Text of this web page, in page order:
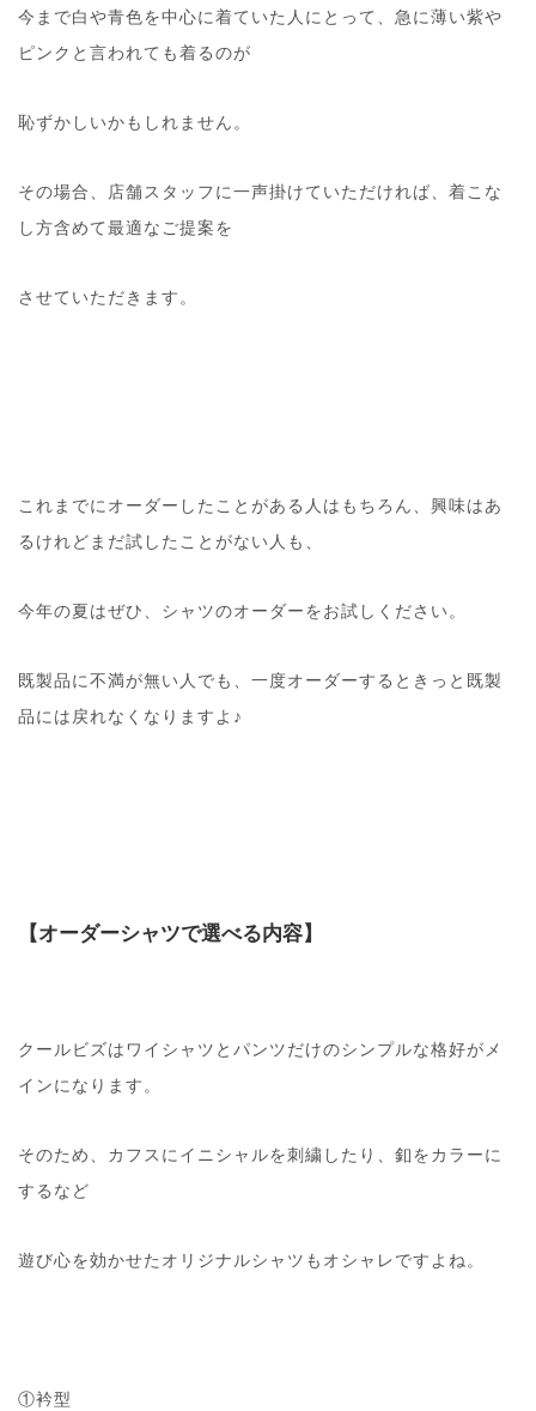
今まで白や青色を中心に着ていた人にとって、急に薄い紫や
ピンクと言われても着るのが
恥ずかしいかもしれません。
その場合、店舗スタッフに一声掛けていただければ、着こな
し方含めて最適なご提案を
させていただきます。
これまでにオーダーしたことがある人はもちろん、興味はあ
るけれどまだ試したことがない人も、
今年の夏はぜひ、シャツのオーダーをお試しください。
既製品に不満が無い人でも、一度オーダーするときっと既製
品には戻れなくなりますよ♪
【オーダーシャツで選べる内容】
クールビズはワイシャツとパンツだけのシンプルな格好がメ
インになります。
そのため、カフスにイニシャルを刺繍したり、釦をカラーに
するなど
遊び心を効かせたオリジナルシャツもオシャレですよね。
①衿型